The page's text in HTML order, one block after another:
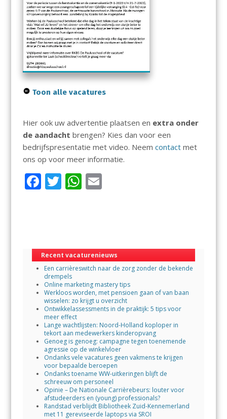
Toon alle vacatures
Hier ook uw advertentie plaatsen en extra onder
de aandacht brengen? Kies dan voor een
bedrijfspresentatie met video. Neem contactmet
ons op voor meer informatie.
F
o
o
k
T W
A
p
p
E
Recent vacaturenieuws
Een carrièreswitch naar de zorg zonder de bekende
drempels
Online marketing mastery tips
Werkloos worden, met pensioen gaan of van baan
wisselen: zo krijgt u overzicht
Ontwikkelassessments in de praktijk: 5 tips voor
meer effect
Lange wachtlijsten: Noord-Holland koploper in
tekort aan medewerkers kinderopvang
Genoeg is genoeg: campagne tegen toenemende
agressie op de winkelvloer
Ondanks vele vacatures geen vakmens te krijgen
voor bepaalde beroepen
Ondanks toename WW-uitkeringen blijft de
schreeuw om personeel
Opinie – De Nationale Carrièrebeurs: louter voor
afstudeerders en (young) professionals?
Randstad verblijdt Bibliotheek Zuid-Kennemerland
met 11 gereviseerde laptops via SROI